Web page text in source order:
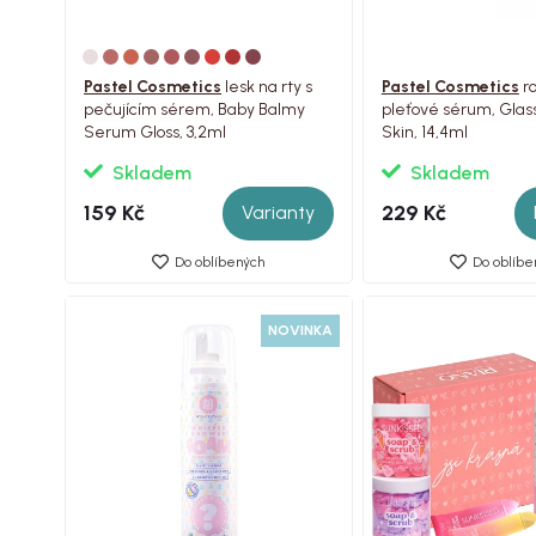
Pastel Cosmetics lesk na rty s
pečujícím sérem, Baby Balmy
Serum Gloss, 3,2ml
Skladem
159 Kč Varianty
Do oblíbených
Pastel Cosmetics
pleťové sérum,
Skin, 14,4ml
Skladem
229 Kč
Do
NOVINKA